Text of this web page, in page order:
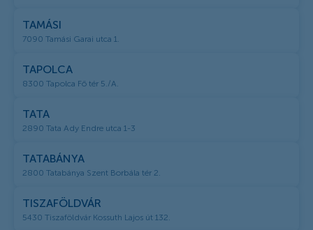
TAMÁSI
7090 Tamási Garai utca 1.
TAPOLCA
8300 Tapolca Fő tér 5./A.
TATA
2890 Tata Ady Endre utca 1-3
TATABÁNYA
2800 Tatabánya Szent Borbála tér 2.
TISZAFÖLDVÁR
5430 Tiszaföldvár Kossuth Lajos út 132.